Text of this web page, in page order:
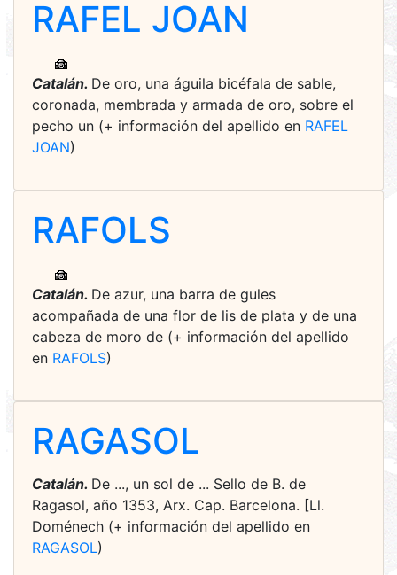
RAFEL JOAN
Catalán. De oro, una águila bicéfala de sable,
coronada, membrada y armada de oro, sobre el
pecho un (+ información del apellido en RAFEL
JOAN)
RAFOLS
Catalán. De azur, una barra de gules
acompañada de una flor de lis de plata y de una
cabeza de moro de (+ información del apellido
en RAFOLS)
RAGASOL
Catalán. De ..., un sol de ... Sello de B. de
Ragasol, año 1353, Arx. Cap. Barcelona. [Ll.
Doménech (+ información del apellido en
RAGASOL)